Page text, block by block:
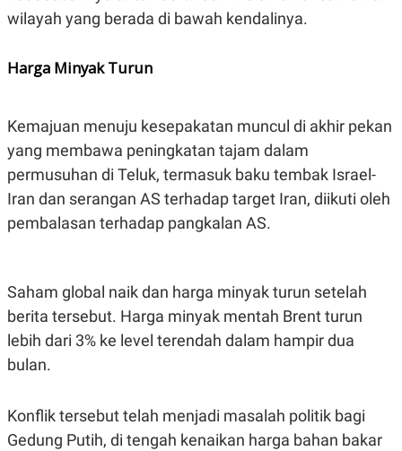
wilayah yang berada di bawah kendalinya.
Harga Minyak Turun
Kemajuan menuju kesepakatan muncul di akhir pekan
yang membawa peningkatan tajam dalam
permusuhan di Teluk, termasuk baku tembak Israel-
Iran dan serangan AS terhadap target Iran, diikuti oleh
pembalasan terhadap pangkalan AS.
Saham global naik dan harga minyak turun setelah
berita tersebut. Harga minyak mentah Brent turun
lebih dari 3% ke level terendah dalam hampir dua
bulan.
Konflik tersebut telah menjadi masalah politik bagi
Gedung Putih, di tengah kenaikan harga bahan bakar